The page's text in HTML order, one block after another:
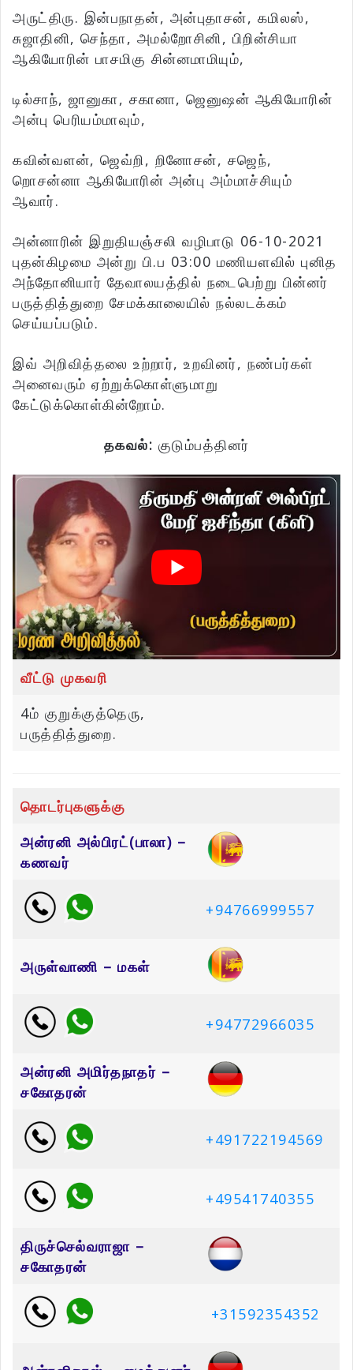
அருட்திரு. இன்பநாதன், அன்புதாசன், கமிலஸ்,
சுஜாதினி, செந்தா, அமல்றோசினி, பிறின்சியா
ஆகியோரின் பாசமிகு சின்னமாமியும்,
டில்சாந், ஜானுகா, சகானா, ஜெனுஷன் ஆகியோரின்
அன்பு பெரியம்மாவும்,
கவின்வளன், ஜெவ்றி, றினோசன், சஜெந்,
றொசன்னா ஆகியோரின் அன்பு அம்மாச்சியும்
ஆவார்.
அன்னாரின் இறுதியஞ்சலி வழிபாடு 06-10-2021
புதன்கிழமை அன்று பி.ப 03:00 மணியளவில் புனித
அந்தோனியார் தேவாலயத்தில் நடைபெற்று பின்னர்
பருத்தித்துறை சேமக்காலையில் நல்லடக்கம்
செய்யப்படும்.
இவ் அறிவித்தலை உற்றார், உறவினர், நண்பர்கள்
அனைவரும் ஏற்றுக்கொள்ளுமாறு
கேட்டுக்கொள்கின்றோம்.
தகவல்: குடும்பத்தினர்
வீட்டு முகவரி
4ம் குறுக்குத்தெரு,
பருத்தித்துறை.
தொடர்புகளுக்கு
அன்ரனி அல்பிரட்(பாலா) –
கணவர்
+94766999557
அருள்வாணி – மகள்
+94772966035
அன்ரனி அமிர்தநாதர் –
சகோதரன்
+491722194569
+49541740355
திருச்செல்வராஜா –
சகோதரன்
+31592354352